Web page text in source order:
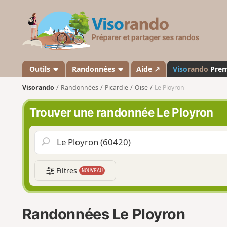
s
a
n
o
Outils Randonnées Aide ↗ Visorando
Visorando Randonnées Picardie Oise Le Ployron
Trouver une randonnée Le Ployron
Filtres NOUVEAU
Randonnées Le Ployron